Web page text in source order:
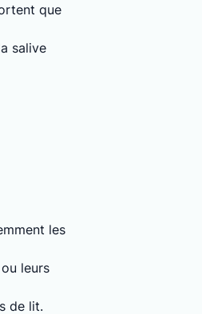
que
salive
les
leurs
de lit.